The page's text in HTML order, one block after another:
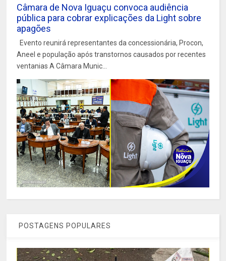
Câmara de Nova Iguaçu convoca audiência
pública para cobrar explicações da Light sobre
apagões
Evento reunirá representantes da concessionária, Procon,
Aneel e população após transtornos causados por recentes
ventanias A Câmara Munic...
POSTAGENS POPULARES